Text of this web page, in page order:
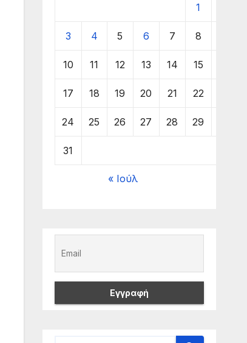
1
3 4 5 6 7 8
10 11 12 13 14 15
17 18 19 20 21 22
24 25 26 27 28 29
31
« Ιούλ